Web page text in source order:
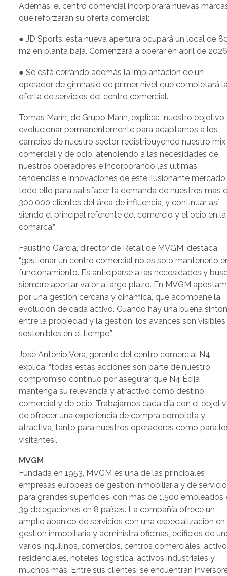
Además, el centro comercial incorporará nuevas
que reforzarán su oferta comercial:
● JD Sports: esta nueva apertura ocupará un local de
m2 en planta baja. Comenzará a operar en abril de
● Se está cerrando además la implantación de un
operador de gimnasio de primer nivel que completará
oferta de servicios del centro comercial.
Tomás Marín, de Grupo Marín, explica: “nuestro objetivo
evolucionar permanentemente para adaptarnos a los
cambios de nuestro sector, redistribuyendo nuestro mix
comercial y de ocio, atendiendo a las necesidades de
nuestros operadores e incorporando las últimas
tendencias e innovaciones de este ilusionante
todo ello para satisfacer la demanda de nuestros más
300.000 clientes del área de influencia, y continuar así
siendo el principal referente del comercio y el ocio en la
comarca.”
Faustino García, director de Retail de MVGM, destaca:
“gestionar un centro comercial no es solo mantenerlo
funcionamiento. Es anticiparse a las necesidades y
siempre aportar valor a largo plazo. En MVGM
por una gestión cercana y dinámica, que acompañe la
evolución de cada activo. Cuando hay una buena
entre la propiedad y la gestión, los avances son
sostenibles en el tiempo”.
José Antonio Vera, gerente del centro comercial N4,
explica: “todas estas acciones son parte de nuestro
compromiso continuo por asegurar que N4 Écija
mantenga su relevancia y atractivo como destino
comercial y de ocio. Trabajamos cada día con el
de ofrecer una experiencia de compra completa y
atractiva, tanto para nuestros operadores como para
visitantes”.
MVGM
Fundada en 1953, MVGM es una de las principales
empresas europeas de gestión inmobiliaria y de
para grandes superficies, con más de 1.500 empleados
39 delegaciones en 8 países. La compañía ofrece un
amplio abanico de servicios con una especialización en
gestión inmobiliaria y administra oficinas, edificios de
varios inquilinos, comercios, centros comerciales,
residenciales, hoteles, logística, activos industriales y
muchos más. Entre sus clientes, se encuentran